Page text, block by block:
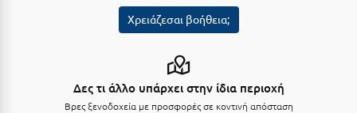
Χρειάζεσαι βοήθεια;
Δες τι άλλο υπάρχει στην ίδια περιοχή
Βρες ξενοδοχεία με προσφορές σε κοντινή απόσταση